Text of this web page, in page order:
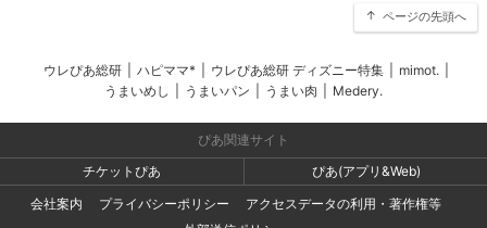
ページの先頭へ
ウレぴあ総研 ハピママ* ウレぴあ総研 ディズニー特集 mimot.
うまいめし
うまいパン うまい肉 Medery.
ぴあ関連サイト
チケットぴあ
ぴあ(アプリ&Web)
会社案内
プライバシーポリシー
アクセスデータの利用・著作権等